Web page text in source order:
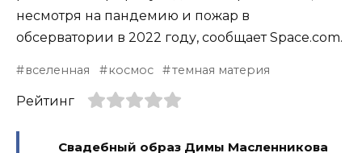
несмотря на пандемию и пожар в
обсерватории в 2022 году, сообщает Space.com.
вселенная космос темная материя
Рейтинг
Свадебный образ Димы Масленникова